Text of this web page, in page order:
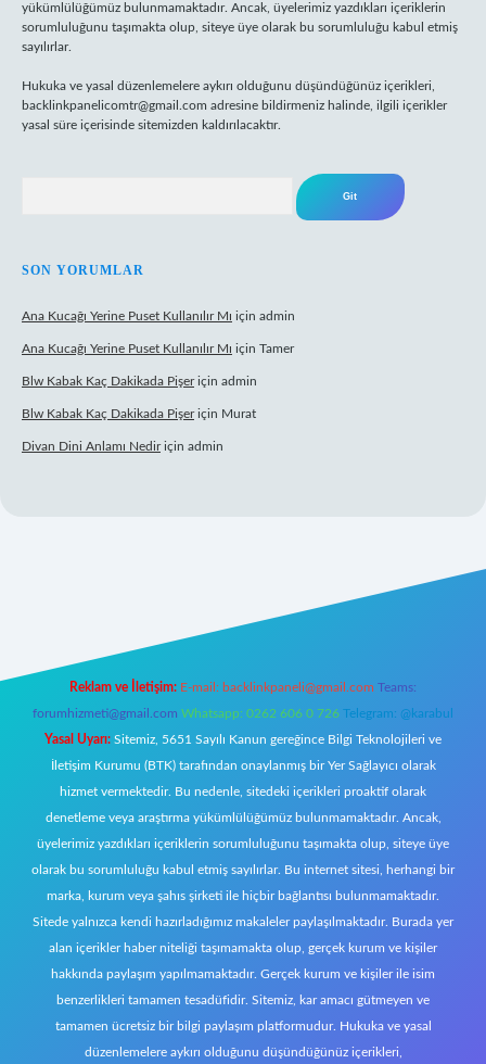
yükümlülüğümüz bulunmamaktadır. Ancak, üyelerimiz yazdıkları içeriklerin
sorumluluğunu taşımakta olup, siteye üye olarak bu sorumluluğu kabul etmiş
sayılırlar.
Hukuka ve yasal düzenlemelere aykırı olduğunu düşündüğünüz içerikleri,
backlinkpanelicomtr@gmail.com adresine bildirmeniz halinde, ilgili içerikler
yasal süre içerisinde sitemizden kaldırılacaktır.
SON YORUMLAR
Ana Kucağı Yerine Puset Kullanılır Mı için admin
Ana Kucağı Yerine Puset Kullanılır Mı için Tamer
Blw Kabak Kaç Dakikada Pişeriçin admin
Blw Kabak Kaç Dakikada Pişeriçin Murat
Divan Dini Anlamı Nediriçin admin
Reklam ve İletişim: E-mail: backlinkpaneli@gmail.com Teams:
forumhizmeti@gmail.com Whatsapp: 0262 606 0 726 Telegram: @karabul
Yasal Uyarı: Sitemiz, 5651 Sayılı Kanun gereğince Bilgi Teknolojileri ve
İletişim Kurumu (BTK) tarafından onaylanmış bir Yer Sağlayıcı olarak
hizmet vermektedir. Bu nedenle, sitedeki içerikleri proaktif olarak
denetleme veya araştırma yükümlülüğümüz bulunmamaktadır. Ancak,
üyelerimiz yazdıkları içeriklerin sorumluluğunu taşımakta olup, siteye üye
olarak bu sorumluluğu kabul etmiş sayılırlar. Bu internet sitesi, herhangi bir
marka, kurum veya şahıs şirketi ile hiçbir bağlantısı bulunmamaktadır.
Sitede yalnızca kendi hazırladığımız makaleler paylaşılmaktadır. Burada yer
alan içerikler haber niteliği taşımamakta olup, gerçek kurum ve kişiler
hakkında paylaşım yapılmamaktadır. Gerçek kurum ve kişiler ile isim
benzerlikleri tamamen tesadüfidir. Sitemiz, kar amacı gütmeyen ve
tamamen ücretsiz bir bilgi paylaşım platformudur. Hukuka ve yasal
düzenlemelere aykırı olduğunu düşündüğünüz içerikleri,